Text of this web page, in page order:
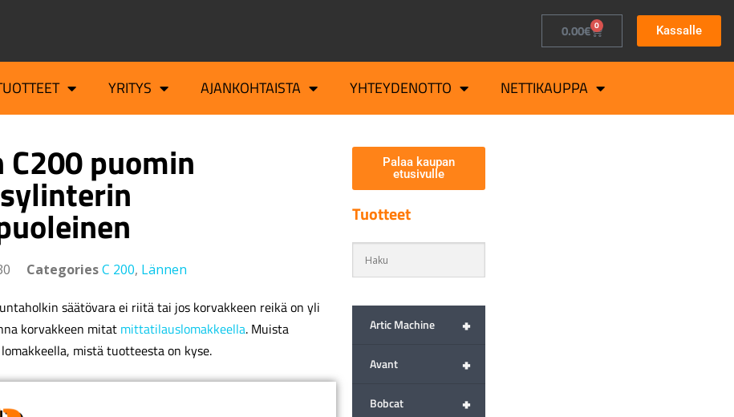
0.00€ 0 Kassalle
YRITYS AJANKOHTAISTA YHTEYDENOTTO NETTIKAUPPA
C200 puomin
CategoriesC 200, Lännen
säätövara ei riitä tai jos korvakkeen reikä on yli
korvakkeen mitat mittatilauslomakkeella. Muista
mistä tuotteesta on kyse.
Palaa kaupan
etusivulle
Tuotteet
+
Artic Machine
+
Avant
+
Bobcat